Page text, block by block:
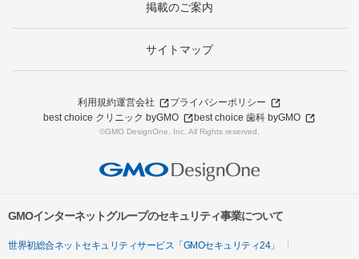
掲載のご案内
サイトマップ
利用規約運営会社
プライバシーポリシー
best choice クリニック byGMO
best choice 歯科 byGMO
©GMO DesignOne, Inc. All Rights reserved.
GMOインターネットグループのセキュリティ事業について
世界初総合ネットセキュリティサービス「GMOセキュリティ24」